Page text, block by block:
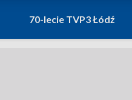
70-lecie TVP3 Łódź